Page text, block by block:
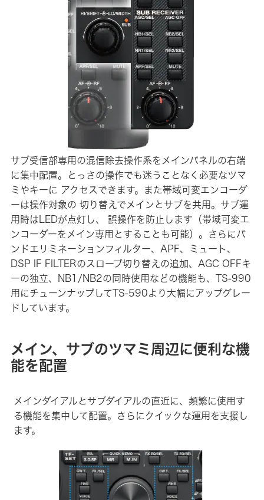
サブ受信部専用の混信除去操作系をメインパネルの右端
に集中配置。とっさの操作でも迷うことなく必要なツマ
ミやキーに アクセスできます。また帯域可変エンコーダ
ーは操作対象の 切り替えでメインとサブを共用。サブ運
用時はLEDが点灯し、 誤操作を防止します（帯域可変エ
ンコーダーをメイン専用とすることも可能）。さらにバ
ンドエリミネーションフィルター、APF、ミュート、
DSP IF FILTERのスロープ切り替えの追加、AGC OFFキ
ーの独立、NB1/NB2の同時使用などの機能も、TS-990
用にチューンナップしてTS-590より大幅にアップグレー
ドしています。
メイン、サブのツマミ周辺に便利な機
能を配置
メインダイアルとサブダイアルの直近に、頻繁に使用す
る機能を集中して配置。さらにクイックな運用を支援し
ます。